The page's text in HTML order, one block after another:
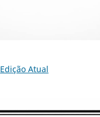
Edição Atual